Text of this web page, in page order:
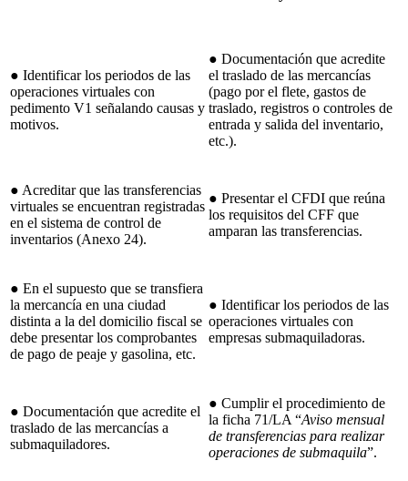
● Identificar los periodos de las
operaciones virtuales con
pedimento V1 señalando causas y
motivos.
● Documentación que acredite
el traslado de las mercancías
(pago por el flete, gastos de
traslado, registros o controles de
entrada y salida del inventario,
etc.).
● Acreditar que las transferencias
virtuales se encuentran registradas
en el sistema de control de
inventarios (Anexo 24).
● Presentar el CFDI que reúna
los requisitos del CFF que
amparan las transferencias.
● En el supuesto que se transfiera
la mercancía en una ciudad
distinta a la del domicilio fiscal se
debe presentar los comprobantes
de pago de peaje y gasolina, etc.
● Identificar los periodos de las
operaciones virtuales con
empresas submaquiladoras.
● Documentación que acredite el
traslado de las mercancías a
submaquiladores.
● Cumplir el procedimiento de
la ficha 71/LA “Aviso mensual
de transferencias para realizar
operaciones de submaquila”.